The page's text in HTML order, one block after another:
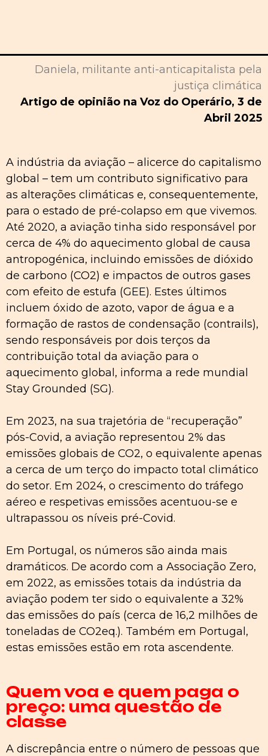
Daniela, militante anti-anticapitalista pela
justiça climática
Artigo de opinião na Voz do Operário, 3 de
Abril 2025
A indústria da aviação – alicerce do capitalismo
global – tem um contributo significativo para
as alterações climáticas e, consequentemente,
para o estado de pré-colapso em que vivemos.
Até 2020, a aviação tinha sido responsável por
cerca de 4% do aquecimento global de causa
antropogénica, incluindo emissões de dióxido
de carbono (CO2) e impactos de outros gases
com efeito de estufa (GEE). Estes últimos
incluem óxido de azoto, vapor de água e a
formação de rastos de condensação (contrails),
sendo responsáveis por dois terços da
contribuição total da aviação para o
aquecimento global, informa a rede mundial
Stay Grounded (SG).
Em 2023, na sua trajetória de “recuperação”
pós-Covid, a aviação representou 2% das
emissões globais de CO2, o equivalente apenas
a cerca de um terço do impacto total climático
do setor. Em 2024, o crescimento do tráfego
aéreo e respetivas emissões acentuou-se e
ultrapassou os níveis pré-Covid.
Em Portugal, os números são ainda mais
dramáticos. De acordo com a Associação Zero,
em 2022, as emissões totais da indústria da
aviação podem ter sido o equivalente a 32%
das emissões do país (cerca de 16,2 milhões de
toneladas de CO2eq.). Também em Portugal,
estas emissões estão em rota ascendente.
Quem voa e quem paga o
preço: uma questão de
classe
A discrepância entre o número de pessoas que